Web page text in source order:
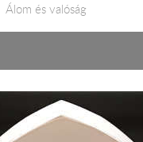
Álom és valóság